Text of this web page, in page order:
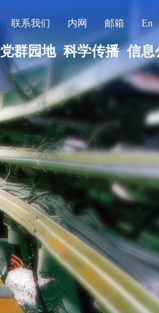
联系我们 内网 邮箱 En
党群园地 科学传播 信息